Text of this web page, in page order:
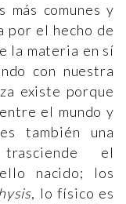
más comunes y
por el hecho de
la materia en sí
con nuestra
existe porque
el mundo y
también una
el
nacido; los
, lo físico es